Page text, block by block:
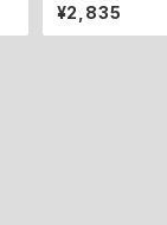
¥2,835